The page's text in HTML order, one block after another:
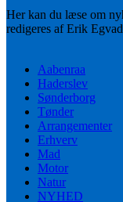
Her kan du læse om
redigeres af Erik
Aabenraa
Haderslev
Sønderborg
Tønder
Arrangementer
Erhverv
Mad
Motor
Natur
NYHED